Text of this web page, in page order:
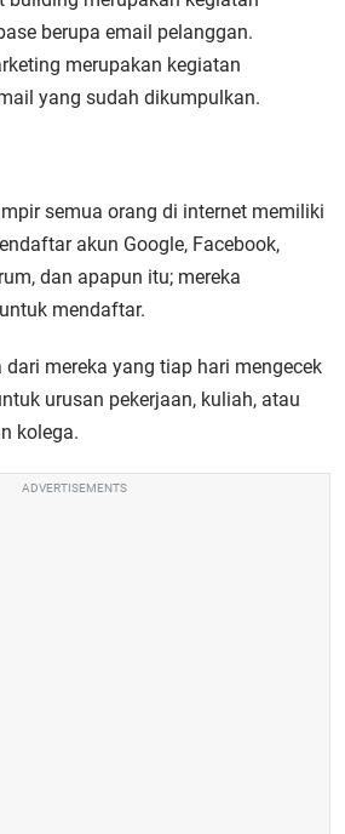
berupa email pelanggan.
merupakan kegiatan
yang sudah dikumpulkan.
semua orang di internet memiliki
akun Google, Facebook,
dan apapun itu; mereka
mendaftar.
mereka yang tiap hari mengecek
urusan pekerjaan, kuliah, atau
kolega.
ADVERTISEMENTS